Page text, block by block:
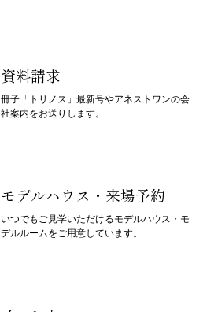
資料請求
冊子「トリノス」最新号やアネストワンの会
社案内をお送りします。
モデルハウス・来場予約
いつでもご見学いただけるモデルハウス・モ
デルルームをご用意しています。